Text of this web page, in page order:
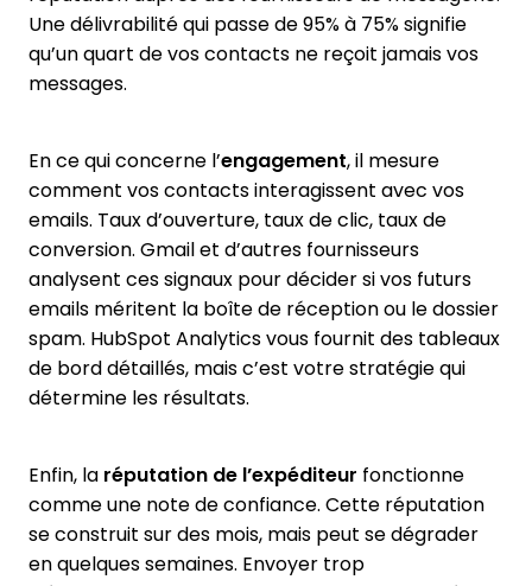
Une délivrabilité qui passe de 95% à 75% signifie
qu’un quart de vos contacts ne reçoit jamais vos
messages.
En ce qui concerne l’engagement, il mesure
comment vos contacts interagissent avec vos
emails. Taux d’ouverture, taux de clic, taux de
conversion. Gmail et d’autres fournisseurs
analysent ces signaux pour décider si vos futurs
emails méritent la boîte de réception ou le dossier
spam. HubSpot Analytics vous fournit des tableaux
de bord détaillés, mais c’est votre stratégie qui
détermine les résultats.
Enfin, la réputation de l’expéditeur fonctionne
comme une note de confiance. Cette réputation
se construit sur des mois, mais peut se dégrader
en quelques semaines. Envoyer trop